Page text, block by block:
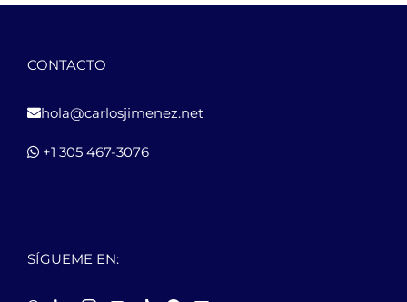
CONTACTO
hola@carlosjimenez.net
+1 305 467-3076
SÍGUEME EN: